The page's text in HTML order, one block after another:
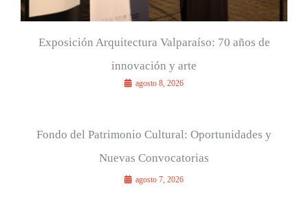
Exposición Arquitectura Valparaíso: 70 años de
innovación y arte
agosto 8, 2026
Fondo del Patrimonio Cultural: Oportunidades y
Nuevas Convocatorias
agosto 7, 2026